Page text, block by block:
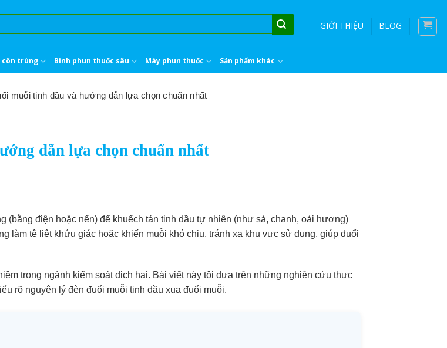
GIỚI THIỆU BLOG
trùng Bình phun thuốc sâu Máy phun thuốc Sản phẩm khác
muỗi tinh dầu và hướng dẫn lựa chọn chuẩn nhất
dẫn lựa chọn chuẩn nhất
(bằng điện hoặc nến) để khuếch tán tinh dầu tự nhiên (như sả, chanh, oải hương)
làm tê liệt khứu giác hoặc khiến muỗi khó chịu, tránh xa khu vực sử dụng, giúp đuổi
trong ngành kiểm soát dịch hại. Bài viết này tôi dựa trên những nghiên cứu thực
rõ nguyên lý đèn đuổi muỗi tinh dầu xua đuổi muỗi.